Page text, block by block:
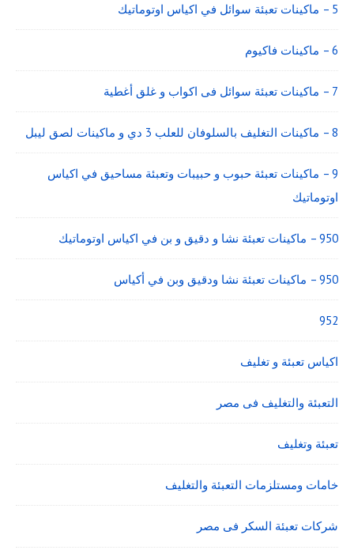
5 – ماكينات تعبئة سوائل في اكياس اوتوماتيك
6 – ماكينات فاكيوم
7 – ماكينات تعبئة سوائل فى اكواب و غلق أغطية
8 – ماكينات التغليف بالسلوفان للعلب 3 دي و ماكينات لصق ليبل
9 – ماكينات تعبئة حبوب و حبيبات وتعبئة مساحيق في اكياس
اوتوماتيك
950 – ماكينات تعبئة نشا و دقيق و بن في اكياس اوتوماتيك
950 – ماكينات تعبئة نشا ودقيق وبن في أكياس
952
اكياس تعبئة و تغليف
التعبئة والتغليف فى مصر
تعبئة وتغليف
خامات ومستلزمات التعبئة والتغليف
شركات تعبئة السكر فى مصر